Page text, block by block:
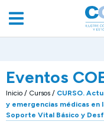
Eventos
Inicio / Cursos / CURSO.
y emergencias médicas en
Soporte Vital Básico y